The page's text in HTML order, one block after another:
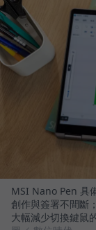
MSI Nano Pen 具
創作與簽署不間斷
大幅減少切換鍵鼠